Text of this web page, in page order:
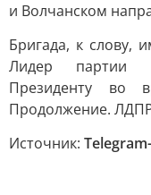
и Волчанском
Бригада, к слову,
Лидер партии
Президенту во
Продолжение.
Источник: